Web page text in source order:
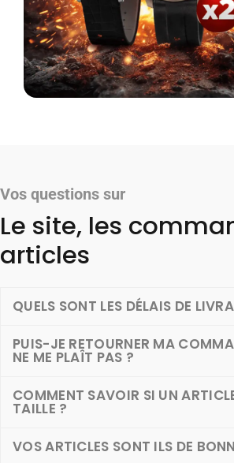
Vos questions sur
Le site, les
articles
QUELS SONT LES DÉLAIS DE
PUIS-JE RETOURNER MA
NE ME PLAÎT PAS ?
COMMENT SAVOIR SI UN
TAILLE ?
VOS ARTICLES SONT ILS DE